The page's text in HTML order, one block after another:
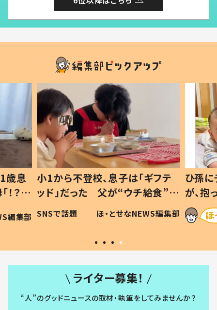
フテ
食”を
編集部
ひ孫にデレデレな80歳じいじ
が、抱っこすると…ひ孫の反応に
「涙が出ました」「可愛くて仕方な
い」
ほ・とせなNEWS編集部
ライター募集！
“人”のグッドニュースの取材・執筆をしてみませんか？